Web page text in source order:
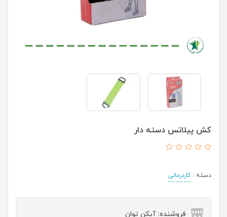
کش پیلاتس دسته دار
دسته :کاردرمانی
فروشنده: آیکن توان